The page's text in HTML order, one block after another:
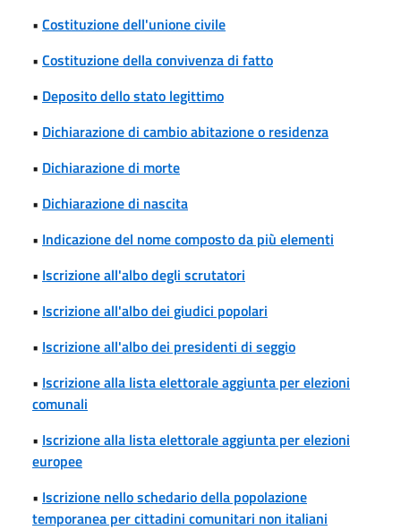
• Costituzione dell'unione civile
• Costituzione della convivenza di fatto
• Deposito dello stato legittimo
• Dichiarazione di cambio abitazione o residenza
• Dichiarazione di morte
• Dichiarazione di nascita
• Indicazione del nome composto da più elementi
• Iscrizione all'albo degli scrutatori
• Iscrizione all'albo dei giudici popolari
• Iscrizione all'albo dei presidenti di seggio
• Iscrizione alla lista elettorale aggiunta per elezioni
comunali
• Iscrizione alla lista elettorale aggiunta per elezioni
europee
• Iscrizione nello schedario della popolazione
temporanea per cittadini comunitari non italiani